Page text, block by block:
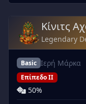
Κίνιτς
Legendary
Basic Ιερή Μάρκα
Επίπεδο II
50%